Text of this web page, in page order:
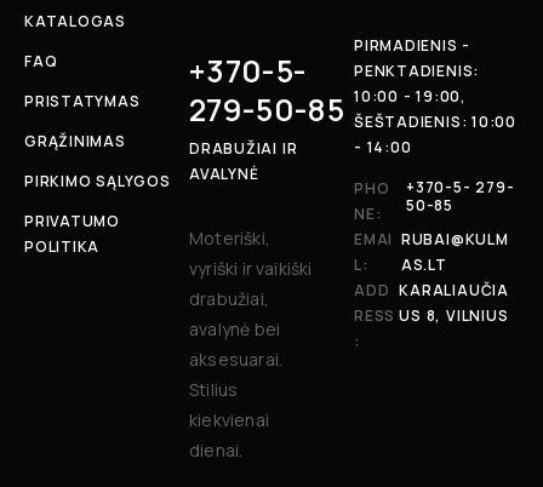
KATALOGAS
FAQ
PRISTATYMAS
GRĄŽINIMAS
PIRKIMO SĄLYGOS
PRIVATUMO
POLITIKA
+370-5-
279-50-85
DRABUŽIAI IR
AVALYNĖ
Moteriški,
vyriški ir vaikiški
drabužiai,
avalynė bei
aksesuarai.
Stilius
kiekvienai
dienai.
PIRMADIENIS -
PENKTADIENIS:
10:00 - 19:00,
ŠEŠTADIENIS: 10:00
- 14:00
PHO
NE:
+370-5- 279-
50-85
EMAI
L:
RUBAI@KULM
AS.LT
ADD
RESS
:
KARALIAUČIA
US 8, VILNIUS